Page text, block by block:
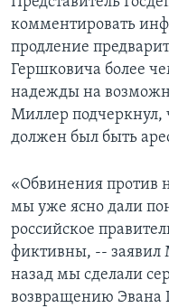
комментировать
продление
Гершковича более
надежды на
Миллер подчеркнул,
должен был быть
«Обвинения против
мы уже ясно дали
российское
фиктивны, -- заявил
назад мы сделали
возвращению Эвана